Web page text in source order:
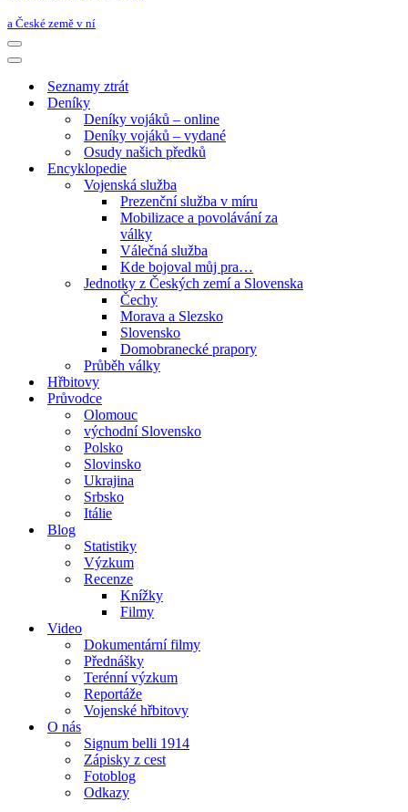
a České země v ní
Navigační
menu
Navigační
Seznamy ztrát
Deníky
Deníky vojáků – online
Deníky vojáků – vydané
Osudy našich předků
Encyklopedie
Vojenská služba
Prezenční služba v míru
Mobilizace a povolávání za
války
Válečná služba
Kde bojoval můj pra…
Jednotky z Českých zemí a Slovenska
Čechy
Morava a Slezsko
Slovensko
Domobranecké prapory
Průběh války
Hřbitovy
Průvodce
Olomouc
východní Slovensko
Polsko
Slovinsko
Ukrajina
Srbsko
Itálie
Blog
Statistiky
Výzkum
Recenze
Knížky
Filmy
Video
Dokumentární filmy
Přednášky
Terénní výzkum
Reportáže
Vojenské hřbitovy
O nás
Signum belli 1914
Zápisky z cest
Fotoblog
Odkazy